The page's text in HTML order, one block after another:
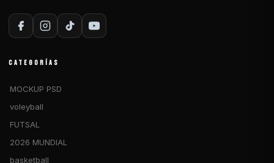
CATEGORÍAS
MOCKUP PSD
voleyball
FUTSAL
2026 MUNDIAL
basketball